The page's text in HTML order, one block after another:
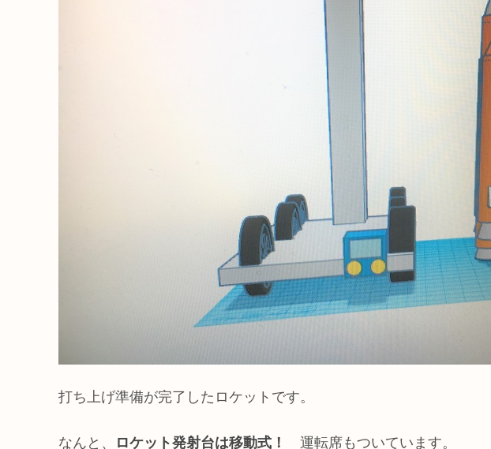
打ち上げ準備が完了したロケットです。
なんと、 ロケット発射台は移動式！ 運転席もついています。